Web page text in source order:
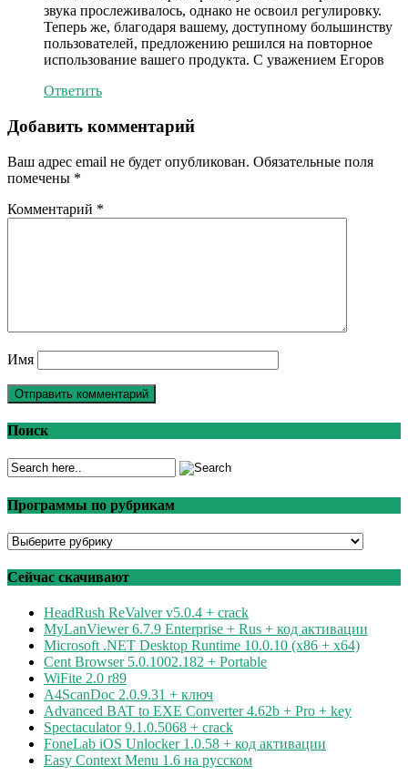
звука прослеживалось, однако не освоил регулировку.
Теперь же, благодаря вашему, доступному большинству
пользователей, предложению решился на повторное
использование вашего продукта. С уважением Егоров
Ответить
Добавить комментарий
Ваш адрес email не будет опубликован. Обязательные поля
помечены *
Комментарий *
Имя
Поиск
Программы по рубрикам
Программы
рубрикам
Сейчас скачивают
HeadRush ReValver v5.0.4 + crack
MyLanViewer 6.7.9 Enterprise + Rus + код активации
Microsoft .NET Desktop Runtime 10.0.10 (x86 + x64)
Cent Browser 5.0.1002.182 + Portable
WiFite 2.0 r89
A4ScanDoc 2.0.9.31 + ключ
Advanced BAT to EXE Converter 4.62b + Pro + key
Spectaculator 9.1.0.5068 + crack
FoneLab iOS Unlocker 1.0.58 + код активации
Easy Context Menu 1.6 на русском